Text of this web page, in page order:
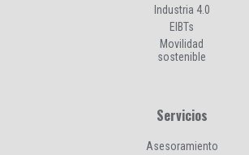
Industria 4.0
EIBTs
Movilidad
sostenible
Servicios
Asesoramiento